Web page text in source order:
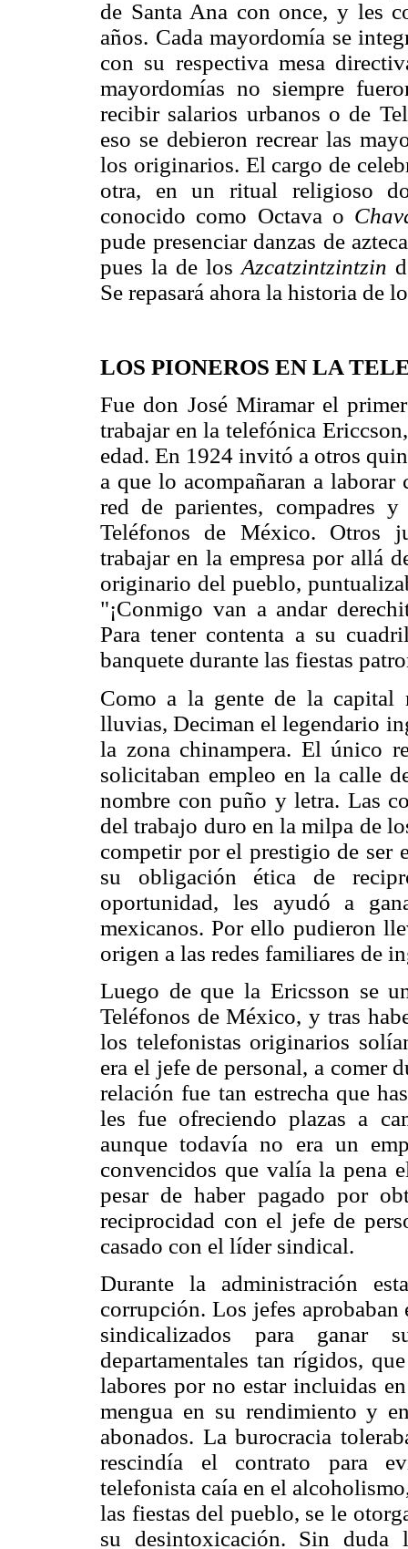
de Santa Ana con once, y les
años. Cada mayordomía se
con su respectiva mesa
mayordomías no siempre
recibir salarios urbanos o de
eso se debieron recrear las
los originarios. El cargo de
otra, en un ritual religioso
conocido como Octava o
pude presenciar danzas de
pues la de los Azcatzintzintzin
Se repasará ahora la historia de
LOS PIONEROS EN LA
Fue don José Miramar el
trabajar en la telefónica
edad. En 1924 invitó a otros
a que lo acompañaran a
red de parientes, compadres
Teléfonos de México. Otros
trabajar en la empresa por allá
originario del pueblo,
"¡Conmigo van a andar
Para tener contenta a su
banquete durante las fiestas
Como a la gente de la capital
lluvias, Deciman el legendario
la zona chinampera. El único
solicitaban empleo en la calle
nombre con puño y letra. Las
del trabajo duro en la milpa de
competir por el prestigio de ser
su obligación ética de
oportunidad, les ayudó a
mexicanos. Por ello pudieron
origen a las redes familiares de
Luego de que la Ericsson se
Teléfonos de México, y tras
los telefonistas originarios
era el jefe de personal, a comer
relación fue tan estrecha que
les fue ofreciendo plazas a
aunque todavía no era un
convencidos que valía la pena
pesar de haber pagado por
reciprocidad con el jefe de
casado con el líder sindical.
Durante la administración
corrupción. Los jefes aprobaban
sindicalizados para ganar
departamentales tan rígidos,
labores por no estar incluidas
mengua en su rendimiento y
abonados. La burocracia
rescindía el contrato para
telefonista caía en el
las fiestas del pueblo, se le
su desintoxicación. Sin duda